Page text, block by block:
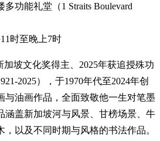
功能礼堂（1 Straits Boulevard
时至晚上7时
加坡文化奖得主、2025年获追授殊功
2025），于1970年代至2024年创
与油画作品，全面致敬他一生对笔墨
涵盖新加坡河与风景、甘榜场景、牛
以及不同时期与风格的书法作品。